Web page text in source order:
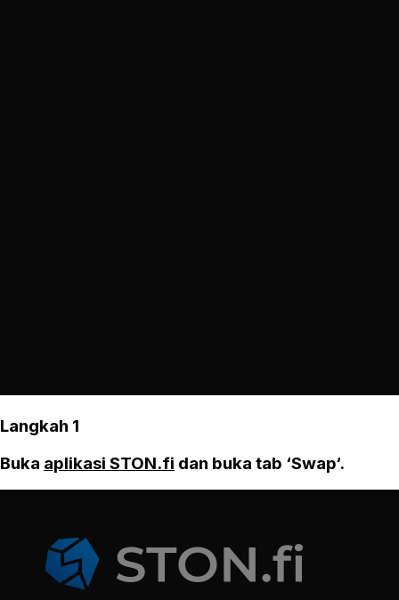
Langkah 1
Buka aplikasi STON.fi dan buka tab ‘Swap‘.